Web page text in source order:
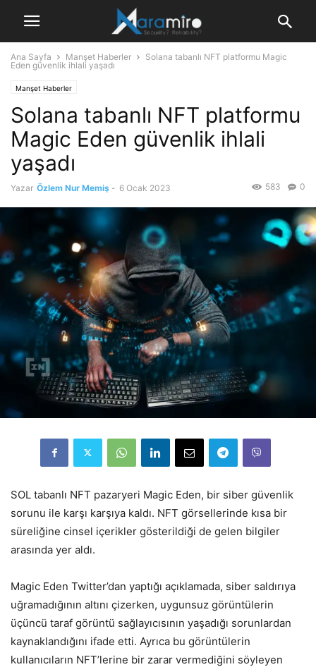
Ana Sayfa Manşet Haberler
Solana tabanlı NFT platformu Magic
Eden güvenlik ihlali yaşadı
Manşet Haberler
Solana tabanlı NFT platformu
Magic Eden güvenlik ihlali
yaşadı
Yazar Özlem Nur Memiş - 6 Ocak 2023 0
583
SOL tabanlı NFT pazaryeri Magic Eden, bir siber güvenlik
sorunu ile karşı karşıya kaldı. NFT görsellerinde kısa bir
süreliğine cinsel içerikler gösterildiği de gelen bilgiler
arasında yer aldı.
Magic Eden Twitter’dan yaptığı açıklamada, siber saldırıya
uğramadığının altını çizerken, uygunsuz görüntülerin
üçüncü taraf görüntü sağlayıcısının yaşadığı sorunlardan
kaynaklandığını ifade etti. Ayrıca bu görüntülerin
kullanıcıların NFT’lerine bir zarar vermediğini söyleyen